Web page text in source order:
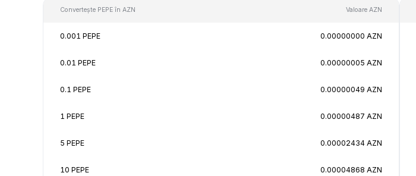
Convertește PEPE în AZN Valoare AZN
0.001 PEPE 0.00000000 AZN
0.01 PEPE 0.00000005 AZN
0.1 PEPE 0.00000049 AZN
1 PEPE 0.00000487 AZN
5 PEPE 0.00002434 AZN
10 PEPE 0.00004868 AZN